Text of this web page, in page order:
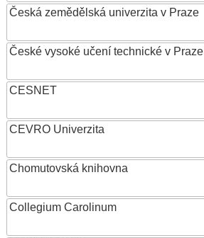
Česká zemědělská univerzita v Praze
České vysoké učení technické v Praze
CESNET
CEVRO Univerzita
Chomutovská knihovna
Collegium Carolinum